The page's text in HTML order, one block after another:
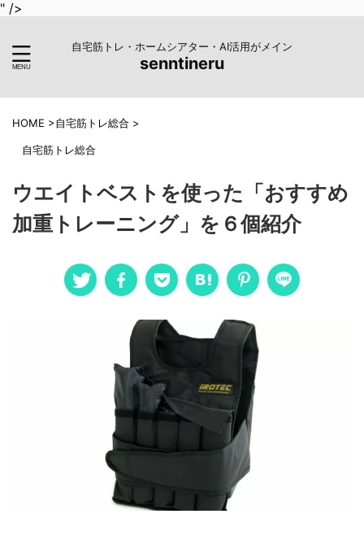
" />
自宅筋トレ・ホームシアター・AI活用がメイン
senntineru
HOME >自宅筋トレ総合 >
自宅筋トレ総合
ウエイトベストを使った「おすすめ
加重トレーニング」を６個紹介